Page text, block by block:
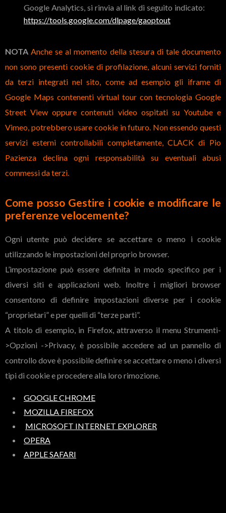
Google Analytics, si rinvia al link di seguito indicato:
https://tools.google.com/dlpage/gaoptout
NOTA Anche se al momento della stesura di tale documento
non sono presenti cookie di profilazione, alcuni servizi forniti
da terzi integrati nel sito, come ad esempio gli iframe di
Google Maps contenenti virtual tour con tecnologia Google
Street View oppure contenuti video ospitati su Youtube e
Vimeo, potrebbero usare cookie in futuro. Non essendo questi
servizi esterni controllabili completamente, CLACK di Pio
Pazienza declina ogni responsabilità su eventuali abusi
commessi da terzi.
Come posso Gestire i cookie e modificare le
preferenze velocemente?
Ogni utente può decidere se accettare o meno i cookie
utilizzando le impostazioni del proprio browser.
L’impostazione può essere definita in modo specifico per i
diversi siti e applicazioni web. Inoltre i migliori browser
consentono di definire impostazioni diverse per i cookie
“proprietari” e per quelli di “terze parti”.
A titolo di esempio, in Firefox, attraverso il menu Strumenti-
>Opzioni ->Privacy, è possibile accedere ad un pannello di
controllo dove è possibile definire se accettare o meno i diversi
tipi di cookie e procedere alla loro rimozione.
GOOGLE CHROME
MOZILLA FIREFOX
MICROSOFT INTERNET EXPLORER
OPERA
APPLE SAFARI